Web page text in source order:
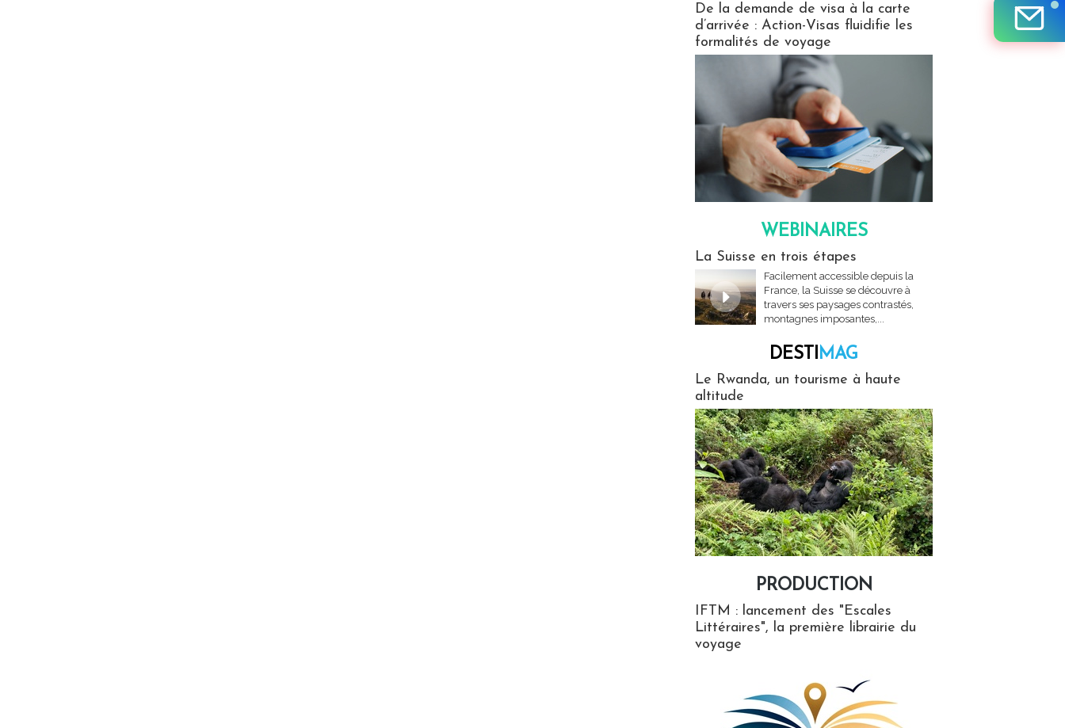
De la demande de visa à la carte
d’arrivée : Action-Visas fluidifie les
formalités de voyage
WEBINAIRES
La Suisse en trois étapes
Facilement accessible depuis la
France, la Suisse se découvre à
travers ses paysages contrastés,
montagnes imposantes,...
DESTIMAG
Le Rwanda, un tourisme à haute
altitude
PRODUCTION
IFTM : lancement des "Escales
Littéraires", la première librairie du
voyage